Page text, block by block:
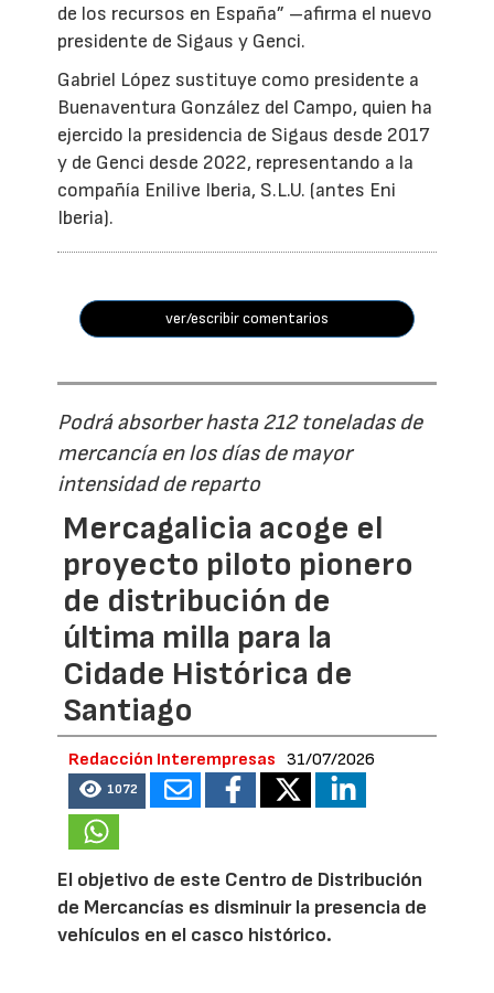
de los recursos en España” –afirma el nuevo
presidente de Sigaus y Genci.
Gabriel López sustituye como presidente a
Buenaventura González del Campo, quien ha
ejercido la presidencia de Sigaus desde 2017
y de Genci desde 2022, representando a la
compañía Enilive Iberia, S.L.U. (antes Eni
Iberia).
ver/escribir comentarios
Podrá absorber hasta 212 toneladas de
mercancía en los días de mayor
intensidad de reparto
Mercagalicia acoge el
proyecto piloto pionero
de distribución de
última milla para la
Cidade Histórica de
Santiago
Redacción Interempresas 31/07/2026
1072
El objetivo de este Centro de Distribución
de Mercancías es disminuir la presencia de
vehículos en el casco histórico.